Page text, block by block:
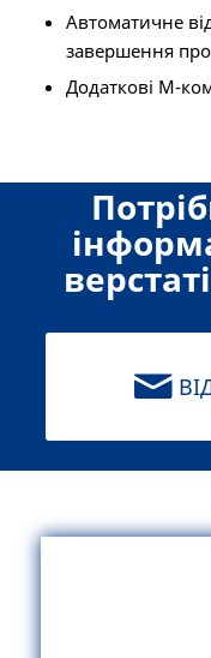
Автоматичне
завершення
Додаткові М-